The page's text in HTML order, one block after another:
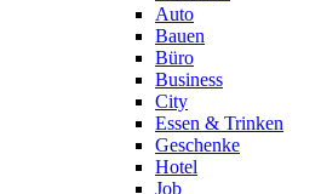
Auto
Bauen
Büro
Business
City
Essen & Trinken
Geschenke
Hotel
Job